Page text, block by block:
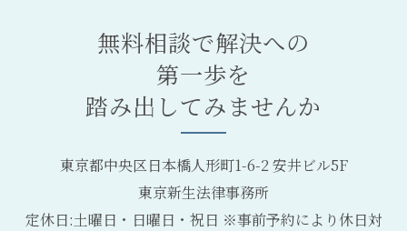
無料相談で解決への
第一歩を
踏み出してみませんか
東京都中央区日本橋人形町1-6-2 安井ビル5F
東京新生法律事務所
定休日:土曜日・日曜日・祝日 ※事前予約により休日対